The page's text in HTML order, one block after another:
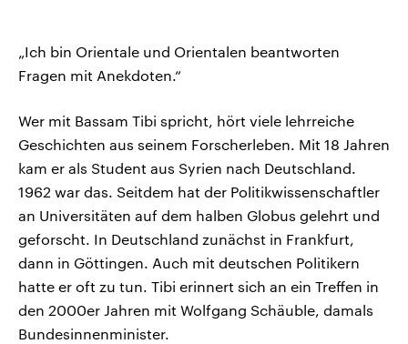
„Ich bin Orientale und Orientalen beantworten
Fragen mit Anekdoten.“
Wer mit Bassam Tibi spricht, hört viele lehrreiche
Geschichten aus seinem Forscherleben. Mit 18 Jahren
kam er als Student aus Syrien nach Deutschland.
1962 war das. Seitdem hat der Politikwissenschaftler
an Universitäten auf dem halben Globus gelehrt und
geforscht. In Deutschland zunächst in Frankfurt,
dann in Göttingen. Auch mit deutschen Politikern
hatte er oft zu tun. Tibi erinnert sich an ein Treffen in
den 2000er Jahren mit Wolfgang Schäuble, damals
Bundesinnenminister.